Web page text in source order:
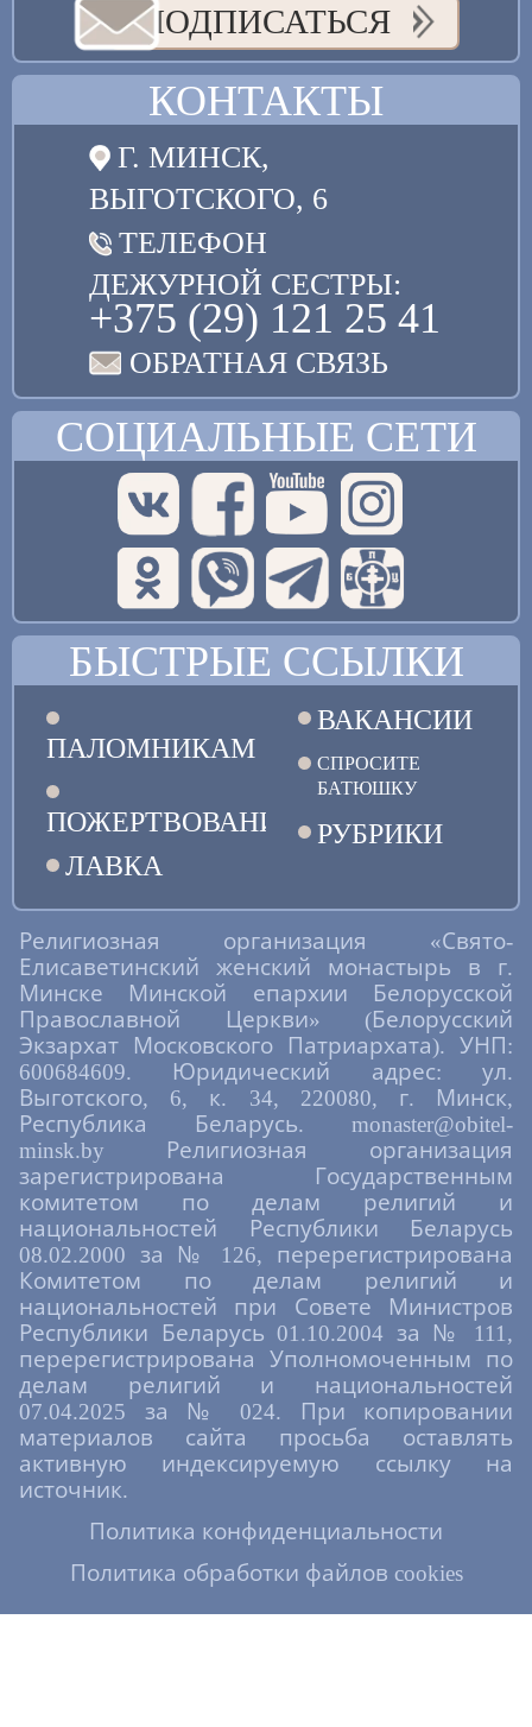
ПОДПИСАТЬСЯ
КОНТАКТЫ
Г. МИНСК,
ВЫГОТСКОГО, 6
ТЕЛЕФОН
ДЕЖУРНОЙ СЕСТРЫ:
+375 (29) 121 25 41
ОБРАТНАЯ СВЯЗЬ
СОЦИАЛЬНЫЕ СЕТИ
БЫСТРЫЕ ССЫЛКИ
ПАЛОМНИКАМ
ПОЖЕРТВОВАНИЯ
ЛАВКА
ВАКАНСИИ
СПРОСИТЕ
БАТЮШКУ
РУБРИКИ
Религиозная организация «Свято-
Елисаветинский женский монастырь в г.
Минске Минской епархии Белорусской
Православной Церкви» (Белорусский
Экзархат Московского Патриархата). УНП:
600684609. Юридический адрес: ул.
Выготского, 6, к. 34, 220080, г. Минск,
Республика Беларусь. monaster@obitel-
minsk.by Религиозная организация
зарегистрирована Государственным
комитетом по делам религий и
национальностей Республики Беларусь
08.02.2000 за № 126, перерегистрирована
Комитетом по делам религий и
национальностей при Совете Министров
Республики Беларусь 01.10.2004 за № 111,
перерегистрирована Уполномоченным по
делам религий и национальностей
07.04.2025 за № 024. При копировании
материалов сайта просьба оставлять
активную индексируемую ссылку на
источник.
Политика конфиденциальности
Политика обработки файлов cookies